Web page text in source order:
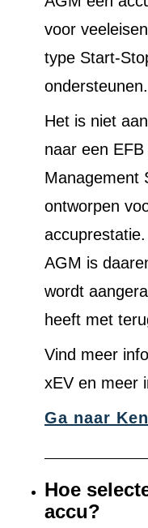
voor
type Start-
ondersteunen.
Het is niet
naar een
Management
ontworpen
AGM is
wordt
heeft met
Vind meer
xEV en meer
Ga naar
Hoe
accu?